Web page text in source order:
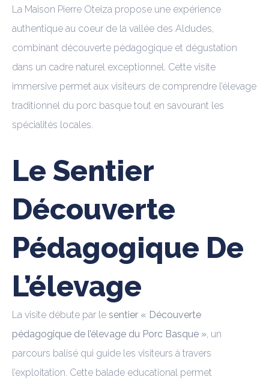
La Maison Pierre Oteiza propose une expérience
authentique au coeur de la vallée des Aldudes,
combinant découverte pédagogique et dégustation
dans un cadre naturel exceptionnel. Cette visite
immersive permet aux visiteurs de comprendre l’élevage
traditionnel du porc basque tout en savourant les
spécialités locales.
Le Sentier
Découverte
Pédagogique De
L’élevage
La visite débute par le sentier « Découverte
pédagogique de l’élevage du Porc Basque » , un
parcours balisé qui guide les visiteurs à travers
l’exploitation. Cette balade educational permet